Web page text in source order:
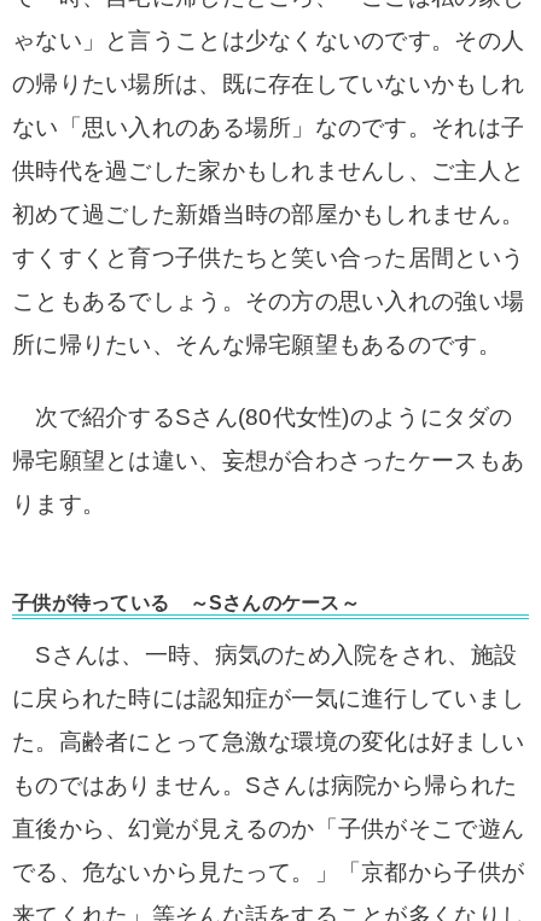
ゃない」と言うことは少なくないのです。 その人
の帰りたい場所は、既に存在していないかもしれ
ない「思い入れのある場所」なのです。それは子
供時代を過ごした家かもしれませんし、ご主人と
初めて過ごした新婚当時の部屋かもしれません。
すくすくと育つ子供たちと笑い合った居間という
こともあるでしょう。その方の思い入れの強い場
所に帰りたい、そんな帰宅願望もあるのです。
次で紹介するSさん(80代女性)のようにタダの
帰宅願望とは違い、妄想が合わさったケースもあ
ります。
子供が待っている ～Sさんのケース～
Sさんは、一時、病気のため入院をされ、施設
に戻られた時には認知症が一気に進行していまし
た。高齢者にとって急激な環境の変化は好ましい
ものではありません。 Sさんは病院から帰られた
直後から、幻覚が見えるのか「子供がそこで遊ん
でる、危ないから見たって。」「京都から子供が
来てくれた」等そんな話をすることが多くなりし